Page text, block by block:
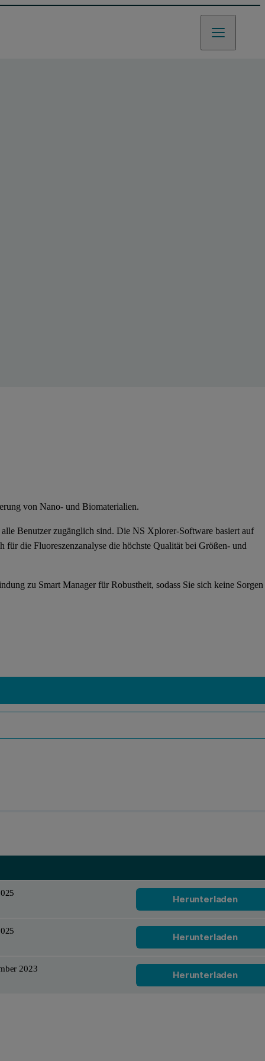
von Nano- und Biomaterialien.
Benutzer zugänglich sind. Die NS Xplorer-Software basiert auf
die Fluoreszenzanalyse die höchste Qualität bei Größen- und
zu Smart Manager für Robustheit, sodass Sie sich keine
Herunterladen
Herunterladen
2023
Herunterladen